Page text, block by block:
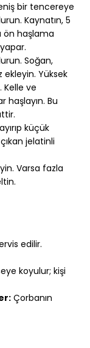
bir tencereye
Kaynatın, 5
ön haşlama
Soğan,
ekleyin. Yüksek
Kelle ve
haşlayın. Bu
küçük
jelatinli
Varsa fazla
edilir.
koyulur; kişi
Çorbanın